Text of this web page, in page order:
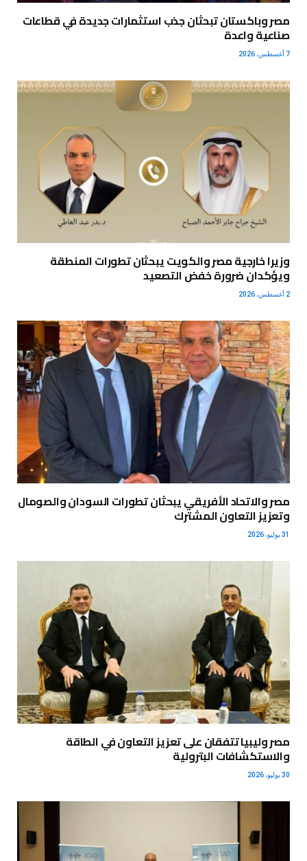
مصر وباكستان تبحثان جذب استثمارات جديدة في قطاعات
صناعية واعدة
7 أغسطس، 2026
وزيرا خارجية مصر والكويت يبحثان تطورات المنطقة
ويؤكدان ضرورة خفض التصعيد
2 أغسطس، 2026
مصر والاتحاد الأفريقي يبحثان تطورات السودان والصومال
وتعزيز التعاون المشترك
31 يوليو، 2026
مصر وليبيا تتفقان على تعزيز التعاون في الطاقة
والاستكشافات البترولية
30 يوليو، 2026